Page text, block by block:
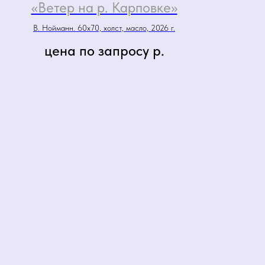
«Ветер на р. Карповке»
В. Нойманн. 60х70, холст, масло, 2026 г.
цена по запросу р.